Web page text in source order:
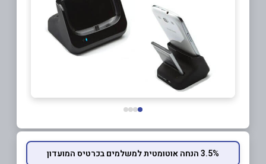
3.5% הנחה אוטומטית למשלמים בכרטיס המועדון